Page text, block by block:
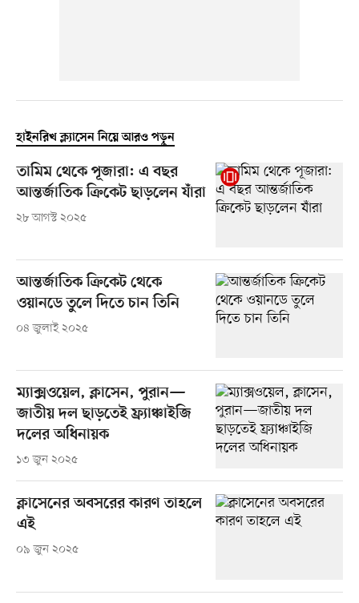
হাইনরিখ ক্ল্যাসেন নিয়ে আরও পড়ুন
তামিম থেকে পূজারা: এ বছর
আন্তর্জাতিক ক্রিকেট ছাড়লেন যাঁরা
২৮ আগস্ট ২০২৫
আন্তর্জাতিক ক্রিকেট থেকে
ওয়ানডে তুলে দিতে চান তিনি
০৪ জুলাই ২০২৫
ম্যাক্সওয়েল, ক্লাসেন, পুরান—
জাতীয় দল ছাড়তেই ফ্র্যাঞ্চাইজি
দলের অধিনায়ক
১৩ জুন ২০২৫
ক্লাসেনের অবসরের কারণ তাহলে
এই
০৯ জুন ২০২৫